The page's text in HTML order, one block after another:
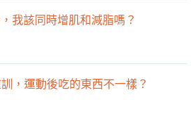
我該同時增肌和減脂嗎？
，運動後吃的東西不一樣？